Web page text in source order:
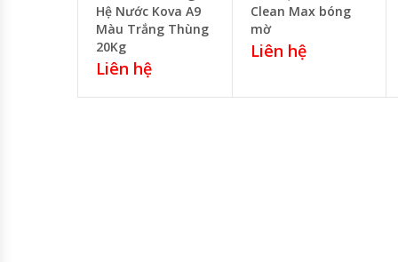
Hệ Nước Kova A9
Màu Trắng Thùng
20Kg
Liên hệ
Clean Max bóng
mờ
Liên hệ